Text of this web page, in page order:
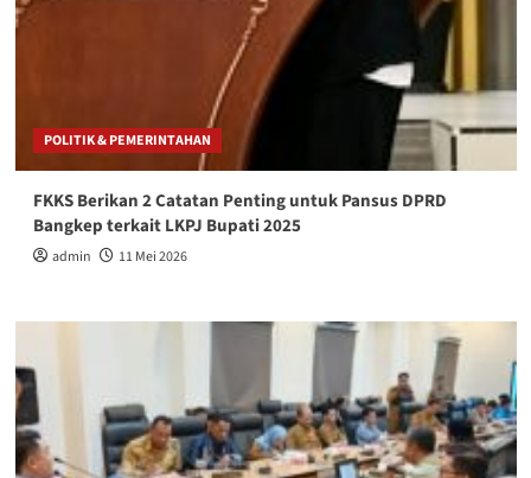
POLITIK & PEMERINTAHAN
FKKS Berikan 2 Catatan Penting untuk Pansus DPRD
Bangkep terkait LKPJ Bupati 2025
admin 11 Mei 2026